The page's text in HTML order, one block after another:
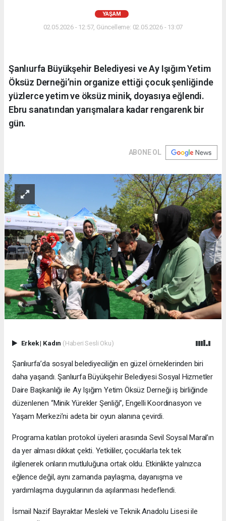
YAŞAM
02.05.2026 - 12:57, Güncelleme: 02.05.2026 - 13:07
Şanlıurfa Büyükşehir Belediyesi ve Ay Işığım Yetim
Öksüz Derneği’nin organize ettiği çocuk şenliğinde
yüzlerce yetim ve öksüz minik, doyasıya eğlendi.
Ebru sanatından yarışmalara kadar rengarenk bir
gün.
ABONE OL
Erkek| Kadın (Haberi Sesli Oku)
Şanlıurfa’da sosyal belediyeciliğin en güzel örneklerinden biri
daha yaşandı. Şanlıurfa Büyükşehir Belediyesi Sosyal Hizmetler
Daire Başkanlığı ile Ay Işığım Yetim Öksüz Derneği iş birliğinde
düzenlenen “Minik Yürekler Şenliği”, Engelli Koordinasyon ve
Yaşam Merkezi’ni adeta bir oyun alanına çevirdi.
Programa katılan protokol üyeleri arasında Sevil Soysal Maral’ın
da yer alması dikkat çekti. Yetkililer, çocuklarla tek tek
ilgilenerek onların mutluluğuna ortak oldu. Etkinlikte yalnızca
eğlence değil, aynı zamanda paylaşma, dayanışma ve
yardımlaşma duygularının da aşılanması hedeflendi.
İsmail Nazif Bayraktar Mesleki ve Teknik Anadolu Lisesi ile